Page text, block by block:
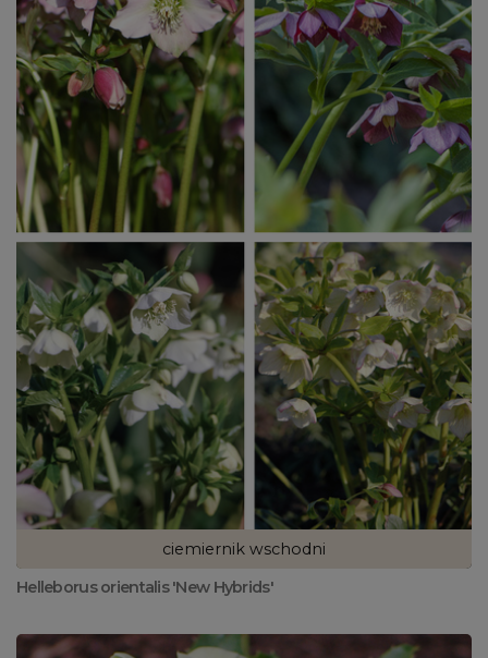
ciemiernik wschodni
Helleborus orientalis 'New Hybrids'